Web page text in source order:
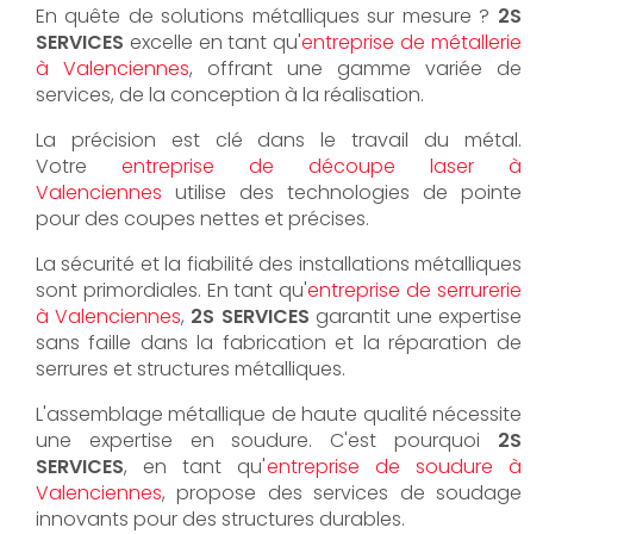
En quête de solutions métalliques sur mesure ? 2S
SERVICES excelle en tant qu'entreprise de métallerie
à Valenciennes, offrant une gamme variée de
services, de la conception à la réalisation.
La précision est clé dans le travail du métal.
Votre entreprise de découpe laser à
Valenciennes utilise des technologies de pointe
pour des coupes nettes et précises.
La sécurité et la fiabilité des installations métalliques
sont primordiales. En tant qu'entreprise de serrurerie
à Valenciennes, 2S SERVICES garantit une expertise
sans faille dans la fabrication et la réparation de
serrures et structures métalliques.
L'assemblage métallique de haute qualité nécessite
une expertise en soudure. C'est pourquoi 2S
SERVICES, en tant qu'entreprise de soudure à
Valenciennes, propose des services de soudage
innovants pour des structures durables.